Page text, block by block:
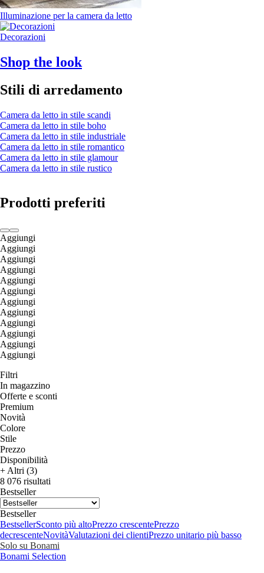
Illuminazione per la camera da letto
Decorazioni
Shop the look
Stili di arredamento
Camera da letto in stile scandi
Camera da letto in stile boho
Camera da letto in stile industriale
Camera da letto in stile romantico
Camera da letto in stile glamour
Camera da letto in stile rustico
Prodotti preferiti
Aggiungi
Aggiungi
Aggiungi
Aggiungi
Aggiungi
Aggiungi
Aggiungi
Aggiungi
Aggiungi
Aggiungi
Aggiungi
Aggiungi
Filtri
In magazzino
Offerte e sconti
Premium
Novità
Colore
Stile
Prezzo
Disponibilità
+ Altri (3)
8 076 risultati
Bestseller
Bestseller
BestsellerSconto più altoPrezzo crescentePrezzo
decrescenteNovitàValutazioni dei clientiPrezzo unitario più basso
Solo su Bonami
Bonami Selection